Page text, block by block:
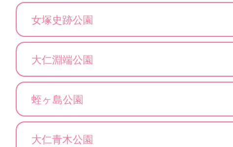
女塚史跡公園
大仁淵端公園
蛭ヶ島公園
大仁青木公園